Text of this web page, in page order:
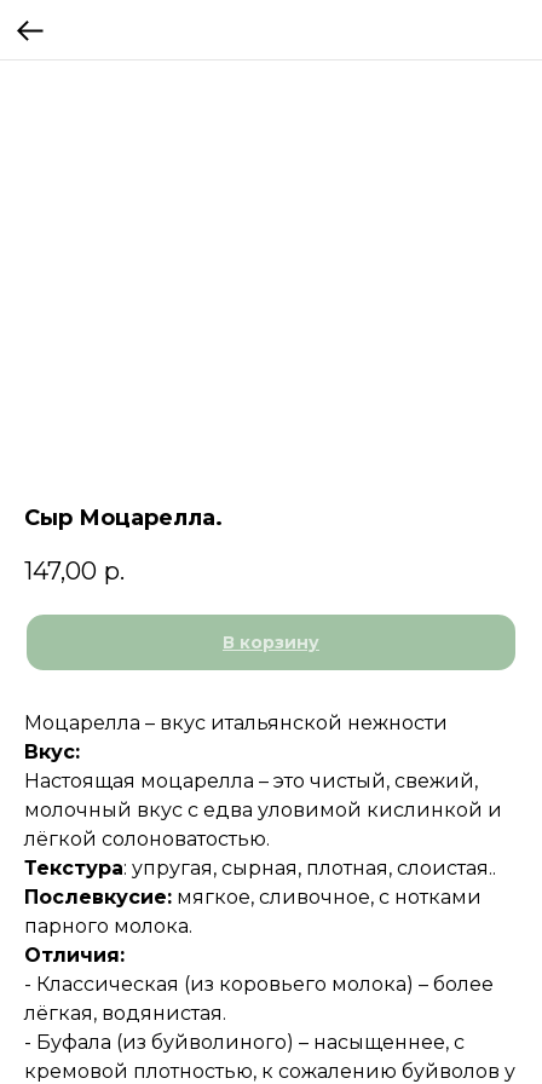
Сыр Моцарелла.
147,00 р.
В корзину
Моцарелла – вкус итальянской нежности
Вкус:
Настоящая моцарелла – это чистый, свежий,
молочный вкус с едва уловимой кислинкой и
лёгкой солоноватостью.
Текстура: упругая, сырная, плотная, слоистая..
Послевкусие: мягкое, сливочное, с нотками
парного молока.
Отличия:
- Классическая (из коровьего молока) – более
лёгкая, водянистая.
- Буфала (из буйволиного) – насыщеннее, с
кремовой плотностью, к сожалению буйволов у